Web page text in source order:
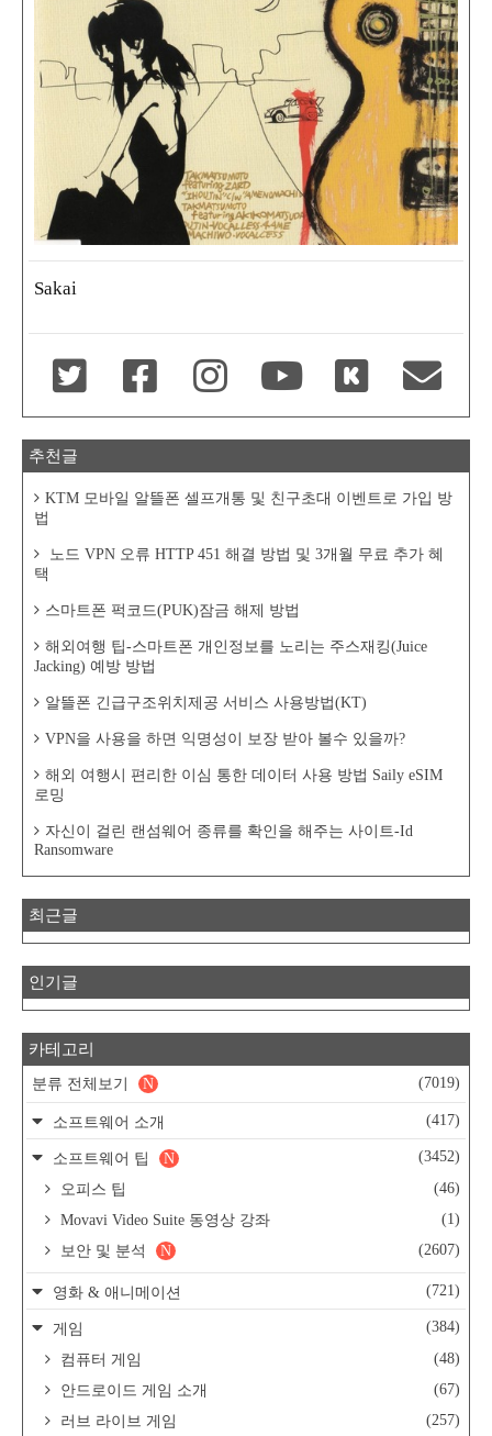
Sakai
추천글
KTM 모바일 알뜰폰 셀프개통 및 친구초대 이벤트로 가입 방
법
노드 VPN 오류 HTTP 451 해결 방법 및 3개월 무료 추가 혜
택
스마트폰 퍽코드(PUK)잠금 해제 방법
해외여행 팁-스마트폰 개인정보를 노리는 주스재킹(Juice
Jacking) 예방 방법
알뜰폰 긴급구조위치제공 서비스 사용방법(KT)
VPN을 사용을 하면 익명성이 보장 받아 볼수 있을까?
해외 여행시 편리한 이심 통한 데이터 사용 방법 Saily eSIM
로밍
자신이 걸린 랜섬웨어 종류를 확인을 해주는 사이트-Id
Ransomware
최근글
인기글
카테고리
분류 전체보기 (7019)
N
소프트웨어 소개 (417)
소프트웨어 팁 (3452)
N
오피스 팁
(46)
Movavi Video Suite 동영상 강좌
(1)
보안 및 분석
(2607)
N
영화 & 애니메이션 (721)
게임
(384)
컴퓨터 게임
(48)
안드로이드 게임 소개
(67)
러브 라이브 게임
(257)